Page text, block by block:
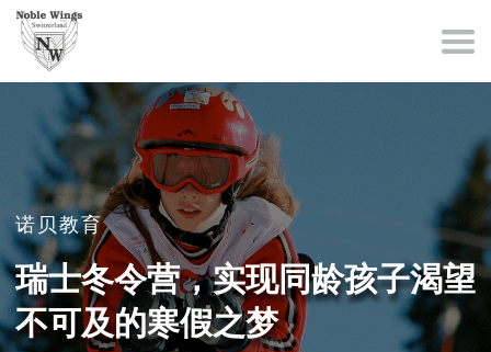
诺贝教育
瑞士冬令营，实现同龄孩子渴望
不可及的寒假之梦